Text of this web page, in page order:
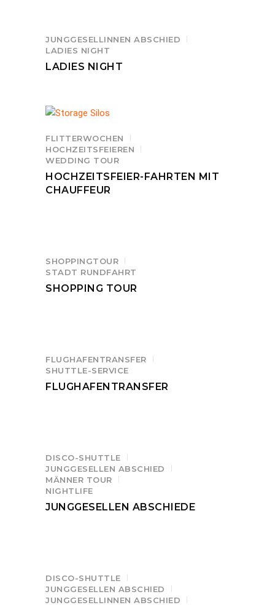
JUNGGESELLINNEN ABSCHIED
LADIES NIGHT
LADIES NIGHT
FLITTERWOCHEN
HOCHZEITSFEIEREN
WEDDING TOUR
HOCHZEITSFEIER-FAHRTEN MIT
CHAUFFEUR
SHOPPINGTOUR
STADT RUNDFAHRT
SHOPPING TOUR
FLUGHAFENTRANSFER
SHUTTLE-SERVICE
FLUGHAFENTRANSFER
DISCO-SHUTTLE
JUNGGESELLEN ABSCHIED
MÄNNER TOUR
NIGHTLIFE
JUNGGESELLEN ABSCHIEDE
DISCO-SHUTTLE
JUNGGESELLEN ABSCHIED
JUNGGESELLINNEN ABSCHIED